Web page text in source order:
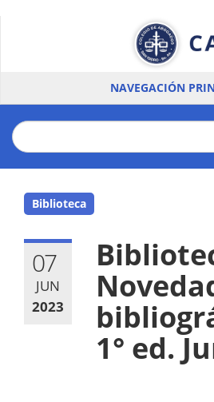
NAVEGACIÓN
Biblioteca
07
JUN
2023
1° ed.